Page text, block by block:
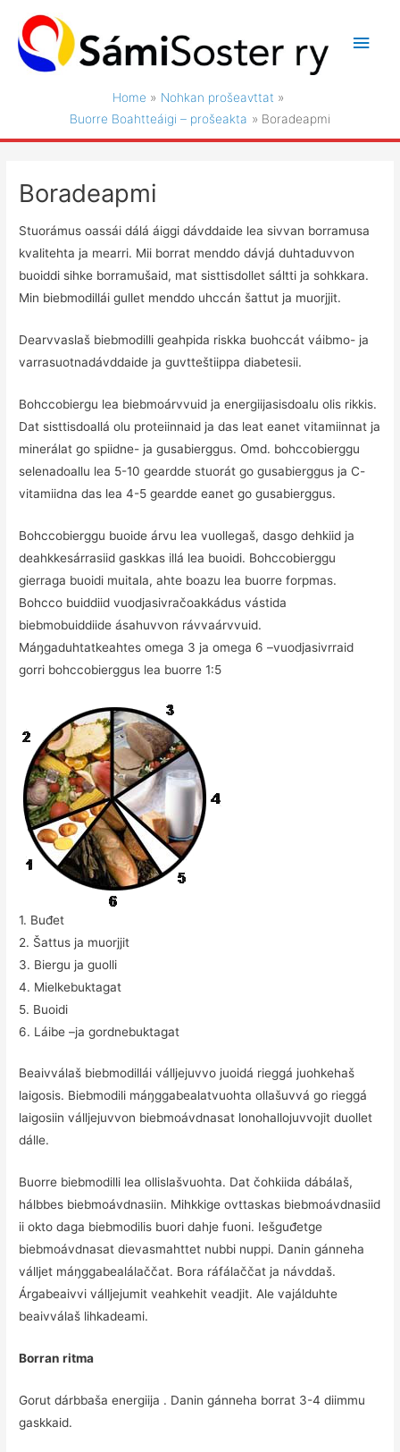
content
Main
Home
Nohkan prošeavttat
Buorre Boahtteáigi – prošeakta
Boradeapmi
Boradeapmi
Stuorámus oassái dálá áiggi dávddaide lea sivvan borramusa
kvalitehta ja mearri. Mii borrat menddo dávjá duhtaduvvon
buoiddi sihke borramušaid, mat sisttisdollet sáltti ja sohkkara.
Min biebmodillái gullet menddo uhccán šattut ja muorjjit.
Dearvvaslaš biebmodilli geahpida riskka buohccát váibmo- ja
varrasuotnadávddaide ja guvtteštiippa diabetesii.
Bohccobiergu lea biebmoárvvuid ja energiijasisdoalu olis rikkis.
Dat sisttisdoallá olu proteiinnaid ja das leat eanet vitamiinnat ja
minerálat go spiidne- ja gusabierggus. Omd. bohccobierggu
selenadoallu lea 5-10 geardde stuorát go gusabierggus ja C-
vitamiidna das lea 4-5 geardde eanet go gusabierggus.
Bohccobierggu buoide árvu lea vuollegaš, dasgo dehkiid ja
deahkkesárrasiid gaskkas illá lea buoidi. Bohccobierggu
gierraga buoidi muitala, ahte boazu lea buorre forpmas.
Bohcco buiddiid vuodjasivračoakkádus vástida
biebmobuiddiide ásahuvvon rávvaárvvuid.
Máŋgaduhtatkeahtes omega 3 ja omega 6 –vuodjasivrraid
gorri bohccobierggus lea buorre 1:5
1. Buđet
2. Šattus ja muorjjit
3. Biergu ja guolli
4. Mielkebuktagat
5. Buoidi
6. Láibe –ja gordnebuktagat
Beaivválaš biebmodillái válljejuvvo juoidá rieggá juohkehaš
laigosis. Biebmodili máŋggabealatvuohta ollašuvvá go rieggá
laigosiin válljejuvvon biebmoávdnasat lonohallojuvvojit duollet
dálle.
Buorre biebmodilli lea ollislašvuohta. Dat čohkiida dábálaš,
hálbbes biebmoávdnasiin. Mihkkige ovttaskas biebmoávdnasiid
ii okto daga biebmodilis buori dahje fuoni. Iešguđetge
biebmoávdnasat dievasmahttet nubbi nuppi. Danin gánneha
válljet máŋggabealálaččat. Bora ráfálaččat ja návddaš.
Árgabeaivvi válljejumit veahkehit veadjit. Ale vajálduhte
beaivválaš lihkadeami.
Borran ritma
Gorut dárbbaša energiija . Danin gánneha borrat 3-4 diimmu
gaskkaid.